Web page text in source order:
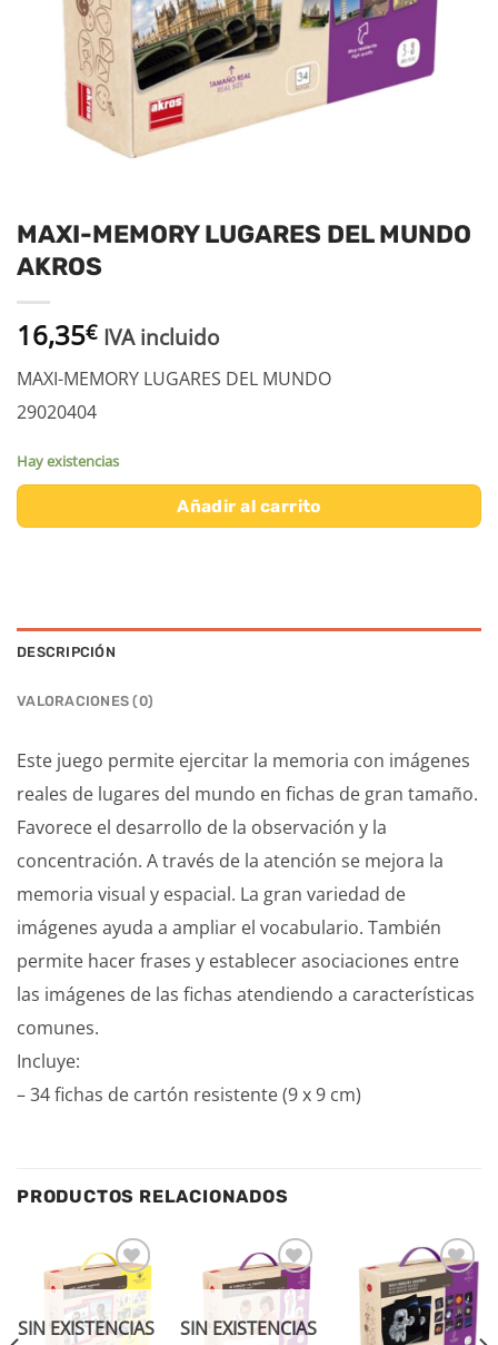
MAXI-MEMORY LUGARES DEL MUNDO
AKROS
16,35€ IVA incluido
MAXI-MEMORY LUGARES DEL MUNDO
29020404
Hay existencias
Añadir al carrito
DESCRIPCIÓN
VALORACIONES (0)
Este juego permite ejercitar la memoria con imágenes
reales de lugares del mundo en fichas de gran tamaño.
Favorece el desarrollo de la observación y la
concentración. A través de la atención se mejora la
memoria visual y espacial. La gran variedad de
imágenes ayuda a ampliar el vocabulario. También
permite hacer frases y establecer asociaciones entre
las imágenes de las fichas atendiendo a características
comunes.
Incluye:
– 34 fichas de cartón resistente (9 x 9 cm)
PRODUCTOS RELACIONADOS
Añadir
a la
lista de
deseos
SIN EXISTENCIAS
Añadir
a la
lista de
deseos
SIN EXISTENCIAS
Añadir
a la
lista de
deseos